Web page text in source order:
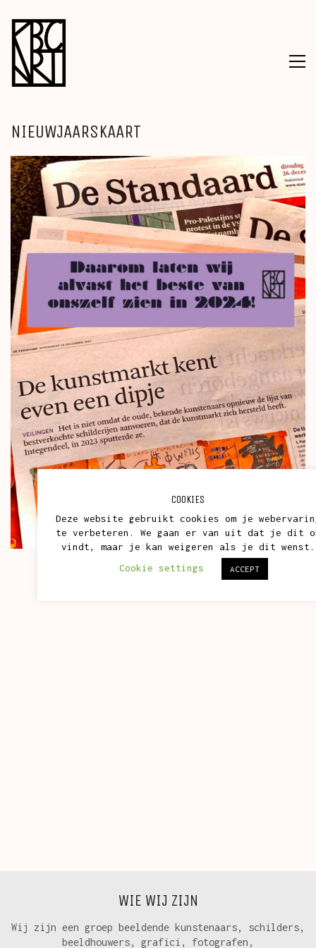
NIEUWJAARSKAART
WIE WIJ ZIJN
Wij zijn een groep beeldende kunstenaars, schilders,
beeldhouwers, grafici, fotografen,
COOKIES
Deze website gebruikt cookies om je
te verbeteren. We gaan er van uit dat je dit
vindt, maar je kan weigeren als je dit wenst.
Cookie settings
ACCEPT